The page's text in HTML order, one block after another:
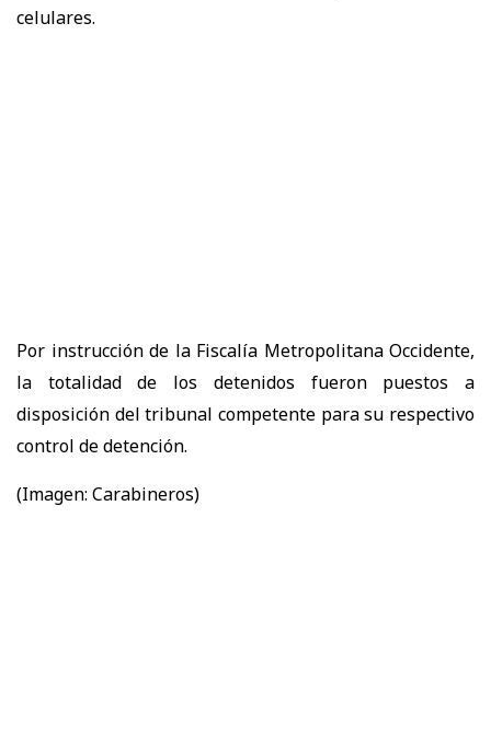
celulares.
Por instrucción de la Fiscalía Metropolitana Occidente,
la totalidad de los detenidos fueron puestos a
disposición del tribunal competente para su respectivo
control de detención.
(Imagen: Carabineros)